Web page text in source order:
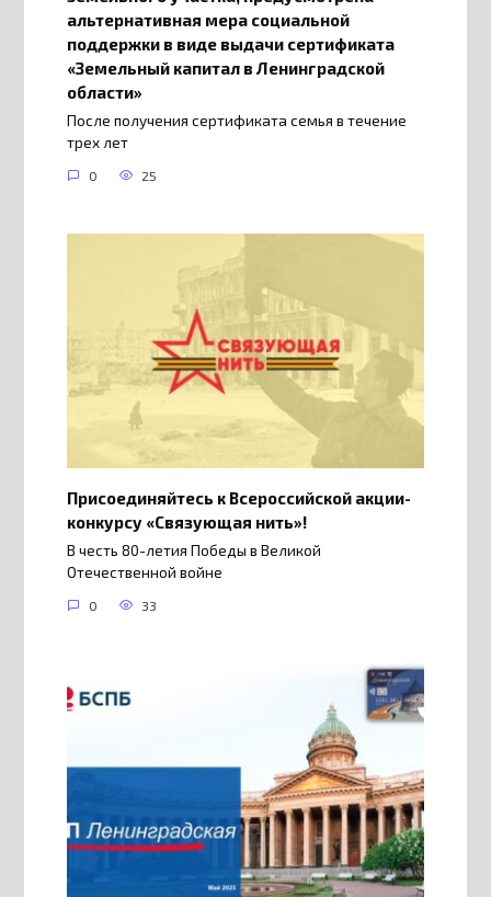
альтернативная мера социальной
поддержки в виде выдачи сертификата
«Земельный капитал в Ленинградской
области»
После получения сертификата семья в течение
трех лет
0 25
Присоединяйтесь к Всероссийской акции-
конкурсу «Связующая нить»!
В честь 80-летия Победы в Великой
Отечественной войне
0 33